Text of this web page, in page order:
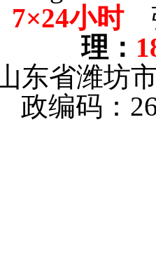
7×24小时
理 ：
东省潍坊
政编码：